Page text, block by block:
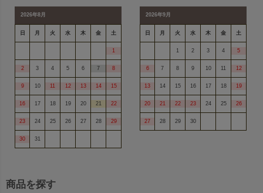
関連キーワード：ラッピング,平袋,無地
2026年8月
日 月 火 水 木 金 土
1
2 3 4 5 6 7 8
9 10 11 12 13 14 15
16 17 18 19 20 21 22
23 24 25 26 27 28 29
30 31
2026年9月
日 月 火 水 木 金 土
1 2 3 4 5
6 7 8 9 10 11 12
13 14 15 16 17 18 19
20 21 22 23 24 25 26
27 28 29 30
商品を探す